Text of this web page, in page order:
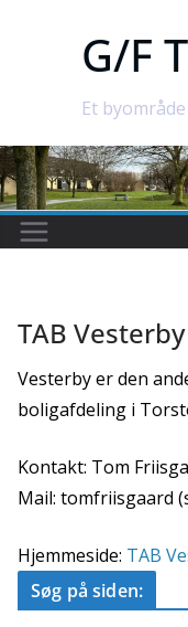
G/F
Et
TAB Vesterby
Vesterby er den
boligafdeling i
Kontakt: Tom
Mail: tomfriisgaard
Hjemmeside: TAB
Søg på siden: